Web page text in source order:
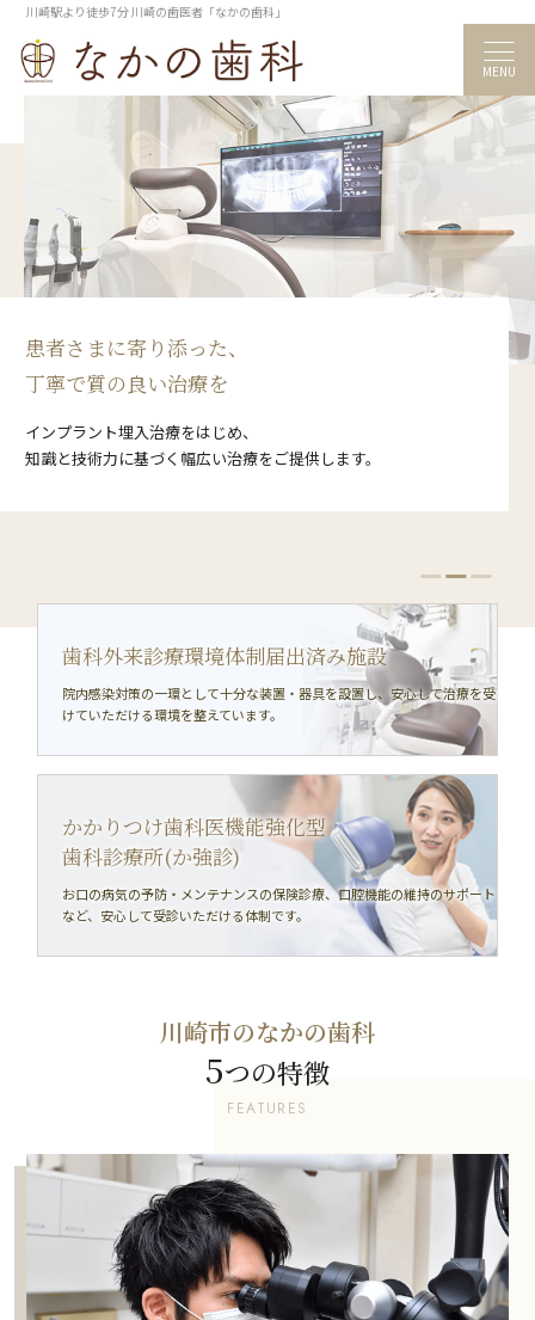
川崎駅より徒歩7分 川崎の歯医者「なかの歯科」
MENU
患者さまに寄り添った、
丁寧で質の良い治療を
インプラント埋入治療をはじめ、
知識と技術力に基づく幅広い治療をご提供します。
⻭科外来診療環境体制届出済み施設
院内感染対策の一環として十分な装置・器具を設置し、 安心して治療を受
けていただける環境を整えています。
かかりつけ⻭科医機能強化型
⻭科診療所(か強診)
お口の病気の予防・メンテナンスの保険診療、口腔機能の維持のサポート
など、安心して受診いただける体制です。
川崎市のなかの歯科
5つの特徴
FEATURES